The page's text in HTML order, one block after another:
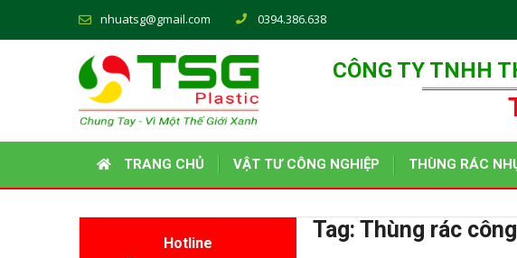
nhuatsg@gmail.com 0394.386.638
CÔNG TY TNHH
TRANG CHỦ VẬT TƯ CÔNG NGHIỆP THÙNG RÁC
Tag: Thùng rác
Hotline